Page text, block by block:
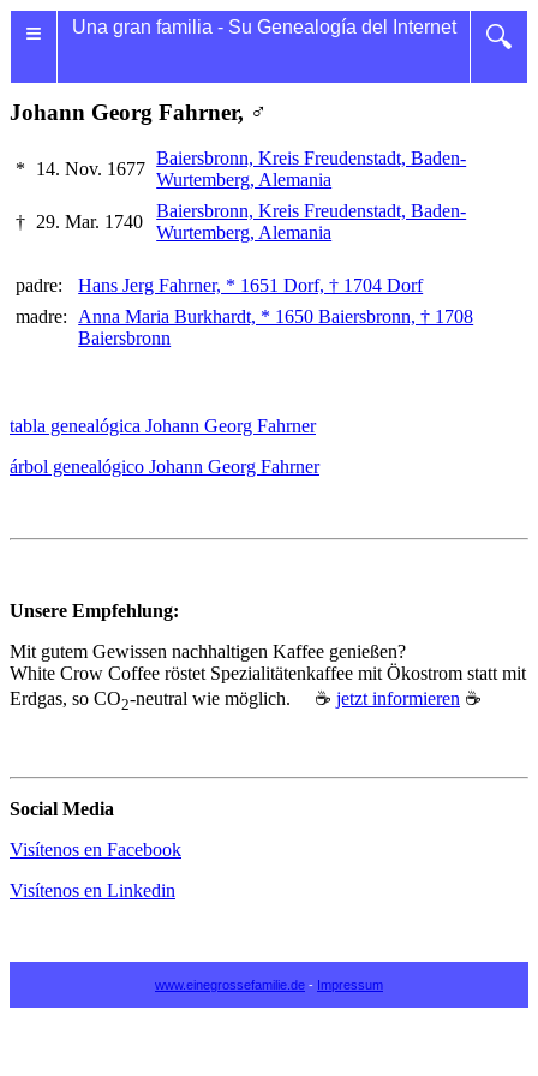
≡ 🔍
Una gran familia - Su Genealogía del Internet
Johann Georg Fahrner, ♂
* 14. Nov. 1677
Baiersbronn, Kreis Freudenstadt, Baden-
Wurtemberg, Alemania
† 29. Mar. 1740
Baiersbronn, Kreis Freudenstadt, Baden-
Wurtemberg, Alemania
padre:
Hans Jerg Fahrner, * 1651 Dorf, † 1704 Dorf
madre:
Anna Maria Burkhardt, * 1650 Baiersbronn, † 1708
Baiersbronn
tabla genealógica Johann Georg Fahrner
árbol genealógico Johann Georg Fahrner
Unsere Empfehlung:
Mit gutem Gewissen nachhaltigen Kaffee genießen?
White Crow Coffee röstet Spezialitätenkaffee mit Ökostrom statt mit
Erdgas, so CO2‑neutral wie möglich. ☕ jetzt informieren ☕
Social Media
Visítenos en Facebook
Visítenos en Linkedin
www.einegrossefamilie.de - Impressum